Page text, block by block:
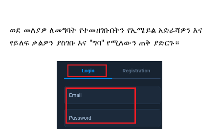
ወደ መለያዎ ለመግባት የተመዘገቡበትን የኢሜይል አድራሻዎን እና
የይለፍ ቃልዎን ያስገቡ እና "ግባ" የሚለውን ጠቅ ያድርጉ።